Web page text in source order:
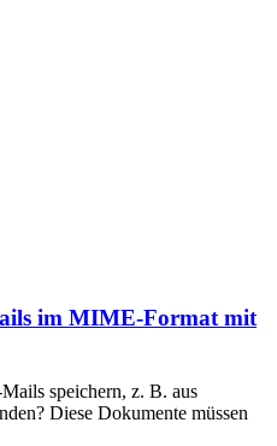
im MIME-Format mit
speichern, z. B. aus
Diese Dokumente müssen